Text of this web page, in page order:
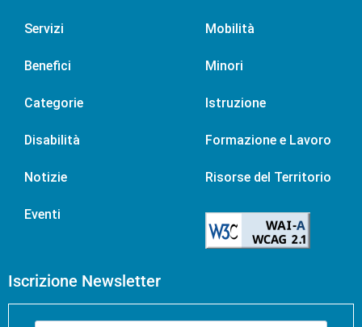
Servizi
Benefici
Categorie
Disabilità
Notizie
Eventi
Mobilità
Minori
Istruzione
Formazione e Lavoro
Risorse del Territorio
Iscrizione Newsletter